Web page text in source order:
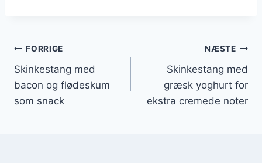
Indlægsnavigation
FORRIGE
Skinkestang med
bacon og flødeskum
som snack
NÆSTE
Skinkestang med
græsk yoghurt for
ekstra cremede noter